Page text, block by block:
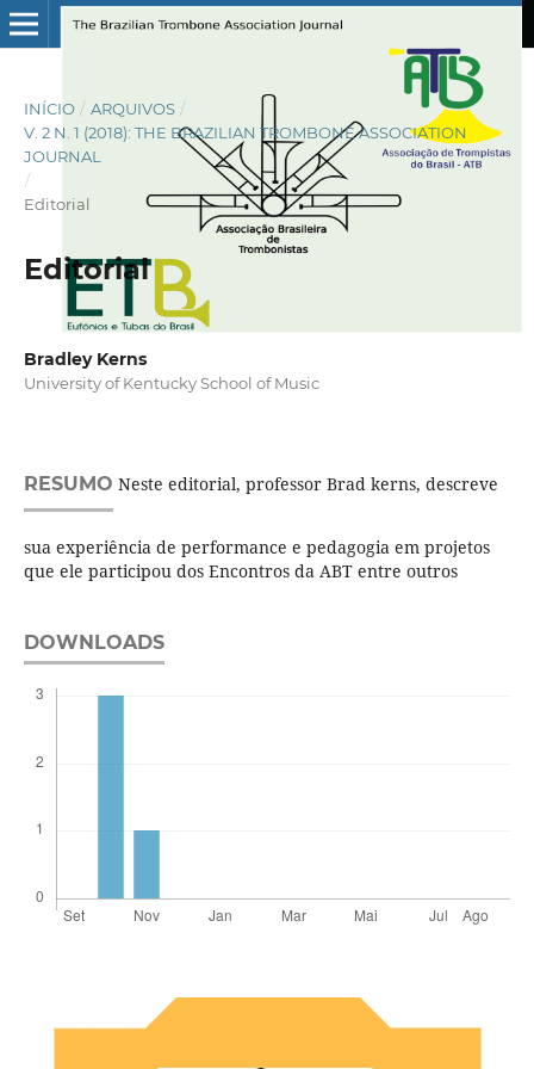
INÍCIO / ARQUIVOS /
V. 2 N. 1 (2018): THE BRAZILIAN TROMBONE ASSOCIATION
JOURNAL
/
Editorial
Editorial
Bradley Kerns
University of Kentucky School of Music
RESUMO Neste editorial, professor Brad kerns, descreve
sua experiência de performance e pedagogia em projetos
que ele participou dos Encontros da ABT entre outros
DOWNLOADS